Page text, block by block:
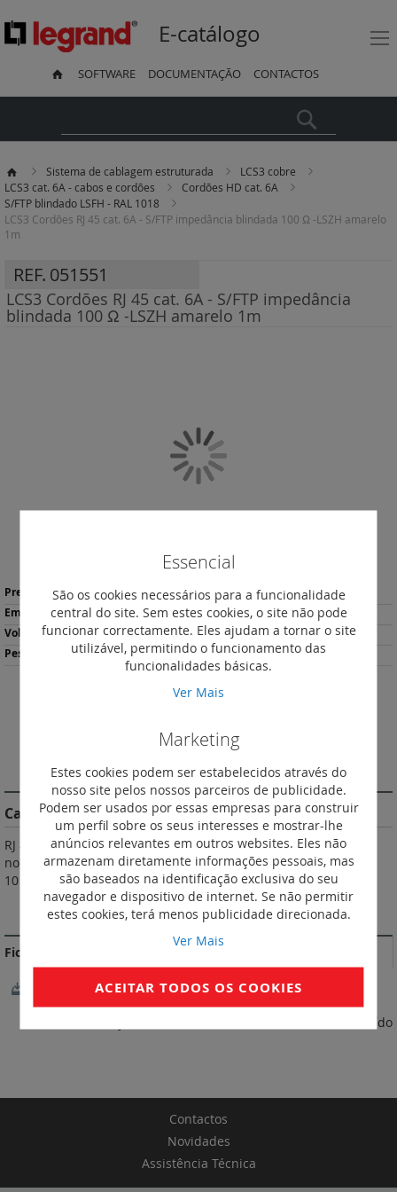
E-catálogo
SOFTWARE DOCUMENTAÇÃO CONTACTOS
Sistema de cablagem estruturada
LCS3 cobre
LCS3 cat. 6A - cabos e cordões
Cordões HD cat. 6A
S/FTP blindado LSFH - RAL 1018
LCS3 Cordões RJ 45 cat. 6A - S/FTP impedância blindada 100 Ω -LSZH amarelo
1m
REF. 051551
LCS3 Cordões RJ 45 cat. 6A - S/FTP impedância
blindada 100 Ω -LSZH amarelo 1m
Mais
informação
13,47 €*
1
0.64
para
o
início
da
Galeria
DESCRIÇÃO
Características do Produto
RJ 45/RJ 45 direito. Alta densidade. Em conformidade com as
normas : ISO/IEC 11 801, EN 50173, ANSI/TIA 568. Amarelo RAL
1018.
MAIS INFORMAÇÃO
Fichas Técnicas
FichaTécnica_S000104698EN-04.pdf
* Preço referente à tabela 05/2026. IVA não incluído
Contactos
Novidades
Assistência Técnica
Essencial
São os cookies necessários para a funcionalidade
central do site. Sem estes cookies, o site não pode
funcionar correctamente. Eles ajudam a tornar o site
utilizável, permitindo o funcionamento das
funcionalidades básicas.
Ver Mais
Marketing
Estes cookies podem ser estabelecidos através do
nosso site pelos nossos parceiros de publicidade.
Podem ser usados por essas empresas para construir
um perfil sobre os seus interesses e mostrar-lhe
anúncios relevantes em outros websites. Eles não
armazenam diretamente informações pessoais, mas
são baseados na identificação exclusiva do seu
navegador e dispositivo de internet. Se não permitir
estes cookies, terá menos publicidade direcionada.
Ver Mais
ACEITAR TODOS OS COOKIES